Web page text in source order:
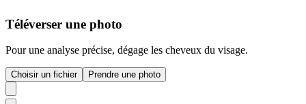
Téléverser une photo
Pour une analyse précise, dégage les cheveux du visage.
Choisir un fichier Prendre une photo